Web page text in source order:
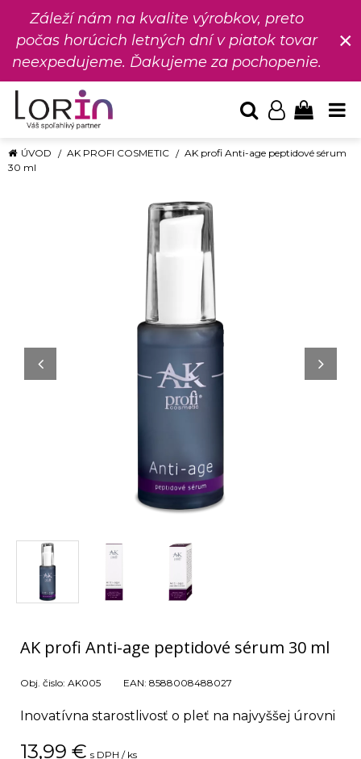
Záleží nám na kvalite výrobkov, preto
počas horúcich letných dní v piatok tovar
neexpedujeme. Ďakujeme za pochopenie.
×
ÚVOD AK PROFI COSMETIC
AK profi Anti-age peptidové sérum
30 ml
AK profi Anti-age peptidové sérum 30 ml
Obj. čislo: AK005 EAN: 8588008488027
Inovatívna starostlivosť o pleť na najvyššej úrovni
13,99 € s DPH / ks